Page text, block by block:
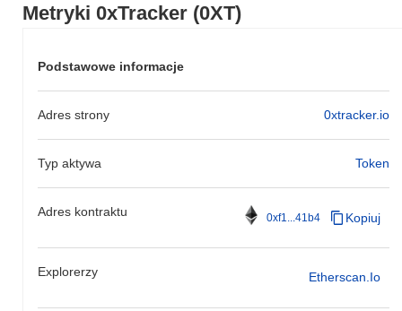
Metryki 0xTracker (0XT)
Podstawowe informacje
Adres strony 0xtracker.io
Typ aktywa Token
Adres kontraktu 0xf1...41b4 Kopiuj
Explorerzy Etherscan.io